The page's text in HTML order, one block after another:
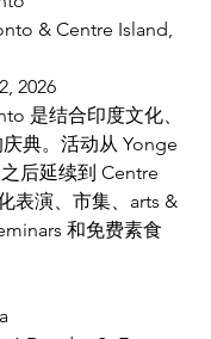
& Centre Island,
2026
是结合印度文化、
典。活动从 Yonge
后延续到 Centre
表演、市集、arts &
和免费素食